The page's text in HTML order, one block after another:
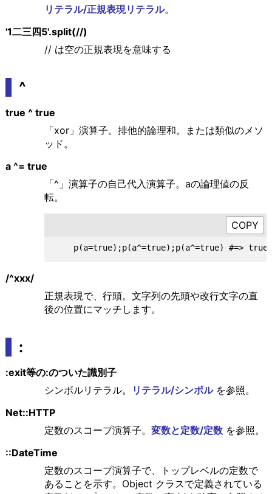
リテラル/正規表現リテラル。
'1二三四5'.split(//)
// は空の正規表現を意味する
^
true ^ true
「xor」演算子。排他的論理和。または類似のメソ
ッド。
a ^= true
「^」演算子の自己代入演算子。aの論理値の反
転。
/^xxx/
正規表現で、行頭。文字列の先頭や改行文字の直
後の位置にマッチします。
:
:exit等の:のついた識別子
シンボルリテラル。
リテラル/シンボルを参照。
Net::HTTP
定数のスコープ演算子。 変数と定数/定数を参照。
::DateTime
定数のスコープ演算子で、トップレベルの定数で
あることを示す。Object クラスで定義されている